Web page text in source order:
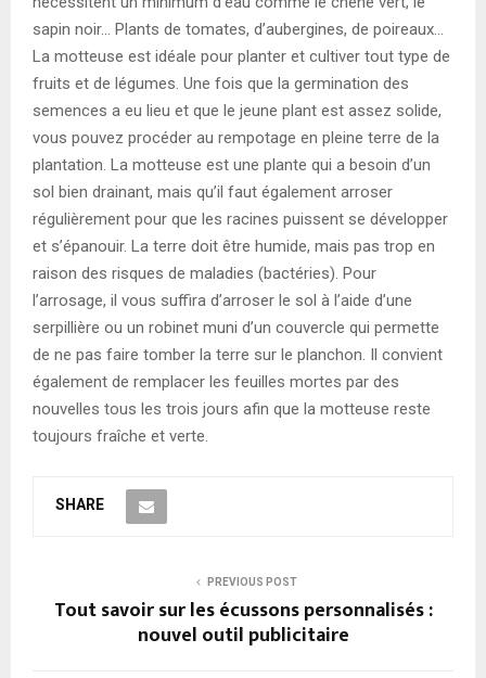
sapin noir… Plants de tomates, d’aubergines, de poireaux…
La motteuse est idéale pour planter et cultiver tout type de
fruits et de légumes. Une fois que la germination des
semences a eu lieu et que le jeune plant est assez solide,
vous pouvez procéder au rempotage en pleine terre de la
plantation. La motteuse est une plante qui a besoin d’un
sol bien drainant, mais qu’il faut également arroser
régulièrement pour que les racines puissent se développer
et s’épanouir. La terre doit être humide, mais pas trop en
raison des risques de maladies (bactéries). Pour
l’arrosage, il vous suffira d’arroser le sol à l’aide d’une
serpillière ou un robinet muni d’un couvercle qui permette
de ne pas faire tomber la terre sur le planchon. Il convient
également de remplacer les feuilles mortes par des
nouvelles tous les trois jours afin que la motteuse reste
toujours fraîche et verte.
SHARE
PREVIOUS POST
Tout savoir sur les écussons personnalisés :
nouvel outil publicitaire